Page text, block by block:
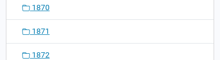
1870
1871
1872